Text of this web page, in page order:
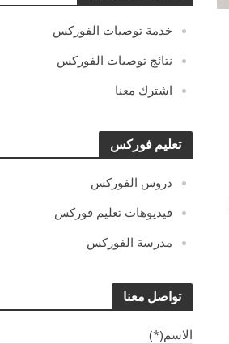
خدمة توصيات الفوركس
نتائج توصيات الفوركس
اشترك معنا
تعليم فوركس
دروس الفوركس
فيديوهات تعليم فوركس
مدرسة الفوركس
تواصل معنا
الاسم(*)